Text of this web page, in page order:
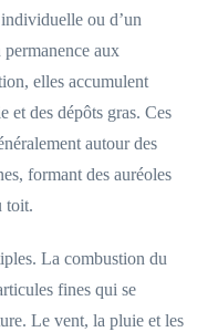
individuelle ou d’un
aux
elles accumulent
et des dépôts gras. Ces
autour des
formant des auréoles
toit.
La combustion du
fines qui se
Le vent, la pluie et les